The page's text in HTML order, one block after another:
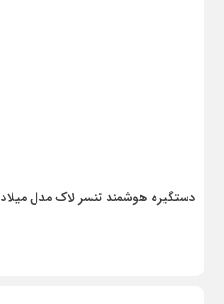
دستگیره هوشمند تنسر لاک مدل میلاد